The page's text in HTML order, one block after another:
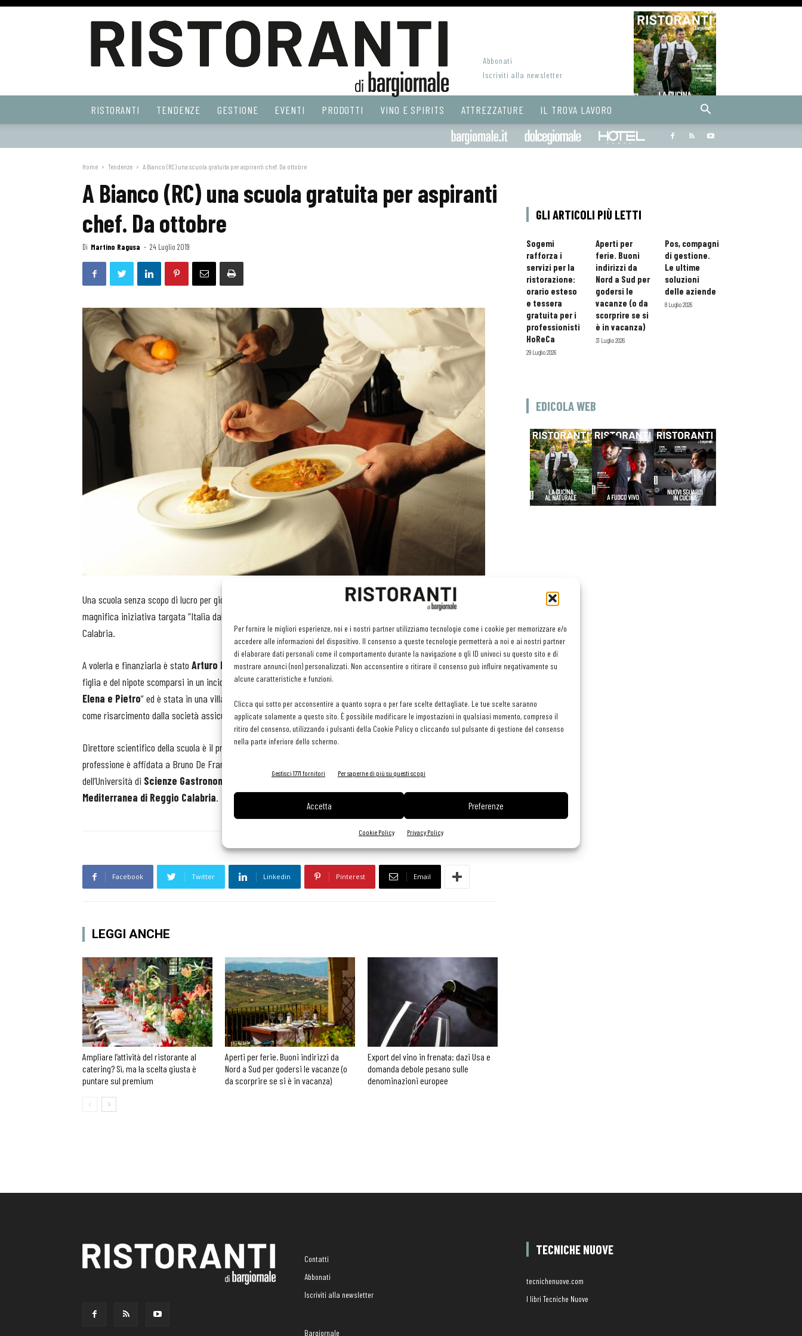
Per fornire le migliori esperienze, noi e i nostri partner utilizziamo tecnologie come i cookie per memorizzare e/o
accedere alle informazioni del dispositivo. Il consenso a queste tecnologie permetterà a noi e ai nostri partner
di elaborare dati personali come il comportamento durante la navigazione o gli ID univoci su questo sito e di
mostrare annunci (non) personalizzati. Non acconsentire o ritirare il consenso può influire negativamente su
alcune caratteristiche e funzioni.
Clicca qui sotto per acconsentire a quanto sopra o per fare scelte dettagliate. Le tue scelte saranno
applicate solamente a questo sito. È possibile modificare le impostazioni in qualsiasi momento, compreso il
ritiro del consenso, utilizzando i pulsanti della Cookie Policy o cliccando sul pulsante di gestione del consenso
nella parte inferiore dello schermo.
Gestisci 1771 fornitori Per saperne di più su questi scopi
Accetta Preferenze
Cookie Policy Privacy Policy
Web
Abbonati
Iscriviti alla newsletter
RISTORANTI TENDENZE GESTIONE EVENTI PRODOTTI VINO E SPIRITS ATTREZZATURE IL TROVA LAVORO
Bargiornale dolcegiornale
Home Tendenze A Bianco (RC) una scuola gratuita per aspiranti chef. Da ottobre
A Bianco (RC) una scuola gratuita per aspiranti
chef. Da ottobre
Di Martino Ragusa - 24 Luglio 2019
Una scuola senza scopo di lucro per giovani che desiderano entrare nel mondo della ristorazione. Ecco un’altra
magnifica iniziativa targata “Italia dal cuore d’oro” nata a Bianco, piccolo centro sullo Jonio in provincia di Reggio
Calabria.
A volerla e finanziarla è stato Arturo Praticòinsieme alla sua famiglia che intende così onorare la memoria della
figlia e del nipote scomparsi in un incidente stradale. In loro ricordo, infatti, la scuola si chiama “
Elena e Pietro” ed è stata in una villa ristrutturata con l’utilizzo degli emolumenti versati alla famiglia Praticò
come risarcimento dalla società assicurativa.
Direttore scientifico della scuola è il professor Silvestro Greco, la selezione di otto giovani da avviare alla
professione è affidata a Bruno De Francesco. I corsi inizieranno a ottobre in collaborazione con docenti
dell’Università di Scienze Gastronomiche di Pollenzoe della facoltà diAgraria dell’Università
Mediterranea di Reggio Calabria.
Facebook Twitter Linkedin Pinterest Email
LEGGI ANCHE
Ampliare l’attività del ristorante al
catering? Sì, ma la scelta giusta è
puntare sul premium
Aperti per ferie. Buoni indirizzi da
Nord a Sud per godersi le vacanze (o
da scorprire se si è in vacanza)
Export del vino in frenata: dazi Usa e
domanda debole pesano sulle
denominazioni europee
GLI ARTICOLI PIÙ LETTI
Sogemi
rafforza i
servizi per la
ristorazione:
orario esteso
e tessera
gratuita per i
professionisti
HoReCa
29 Luglio 2026
Aperti per
ferie. Buoni
indirizzi da
Nord a Sud per
godersi le
vacanze (o da
scorprire se si
è in vacanza)
31 Luglio 2026
Pos, compagni
di gestione.
Le ultime
soluzioni
delle aziende
8 Luglio 2026
EDICOLA WEB
Contatti
Abbonati
Iscriviti alla newsletter
Bargiornale
TECNICHE NUOVE
tecnichenuove.com
I libri Tecniche Nuove